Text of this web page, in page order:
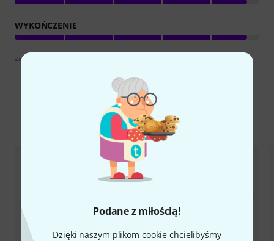
Podane z miłością!
Dzięki naszym plikom cookie chcielibyśmy
WYKOŃCZENIE
Zapoznaj się z wytyczymi
Porównaj opcje